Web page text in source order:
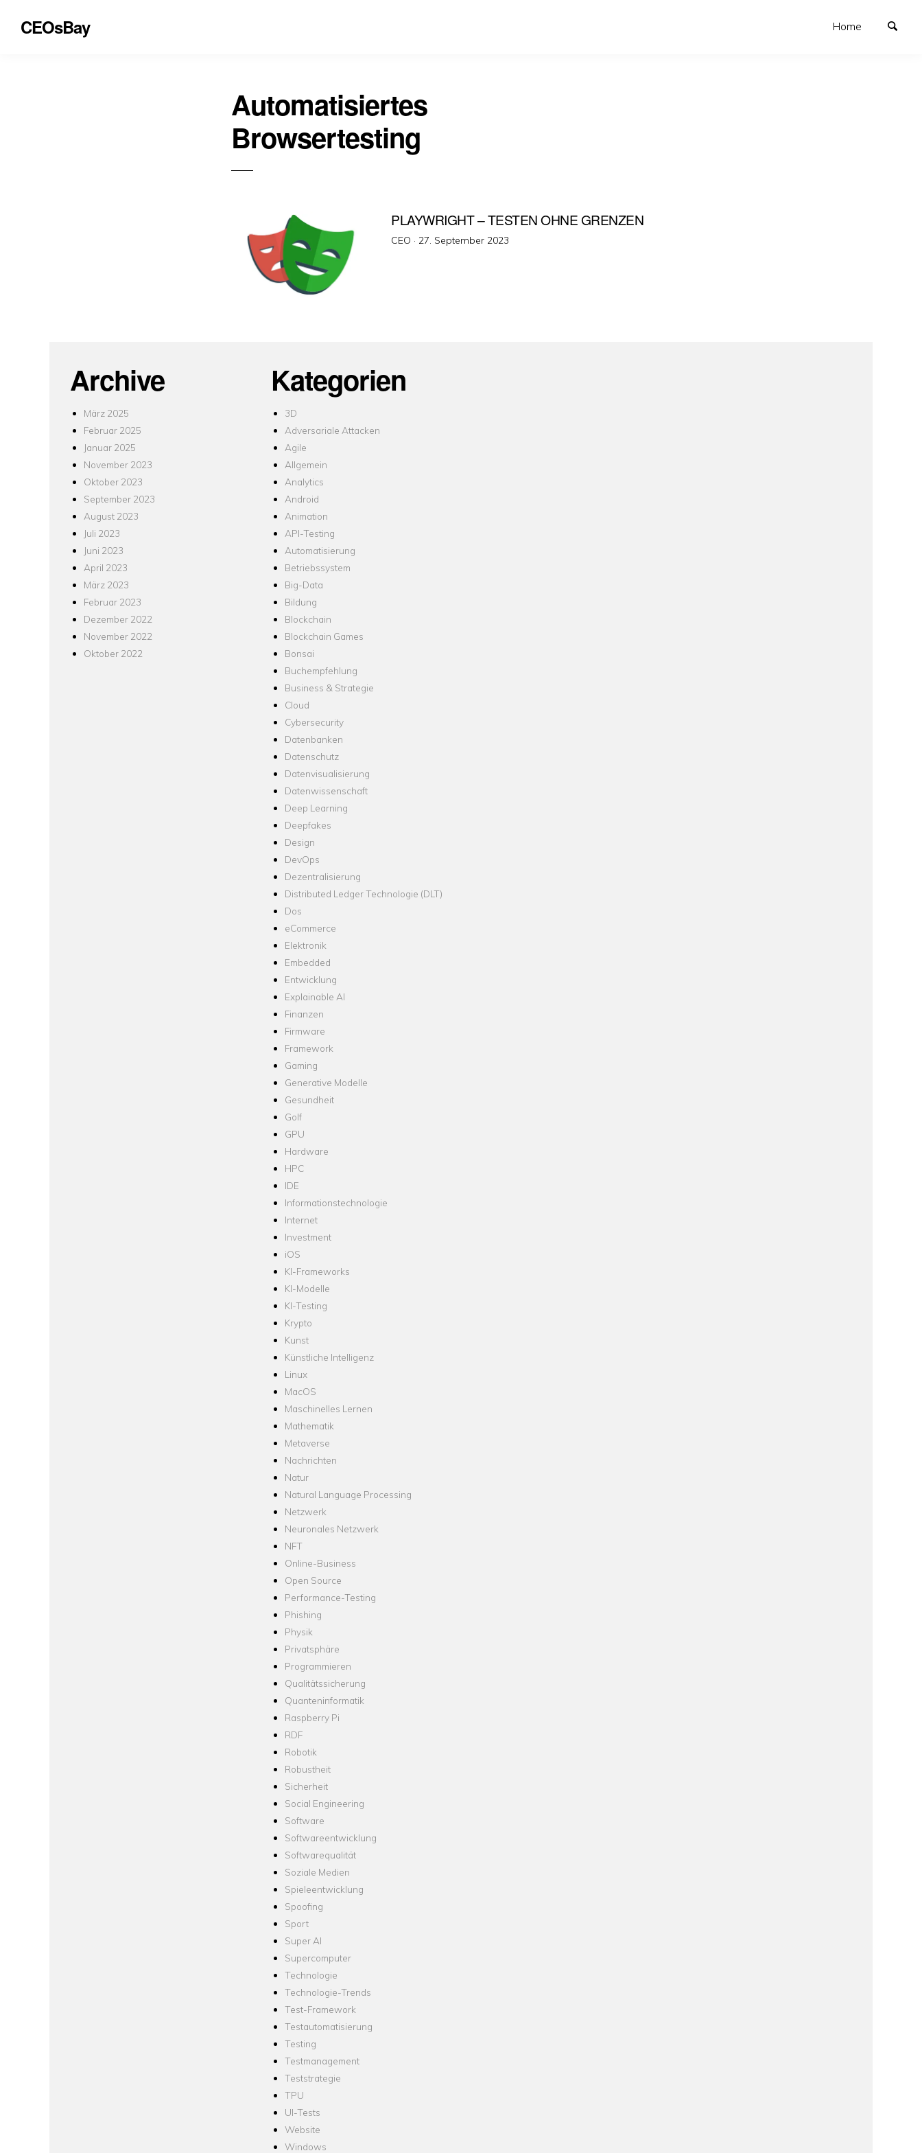
CEOsBay Home
Automatisiertes
Browsertesting
PLAYWRIGHT – TESTEN OHNE GRENZEN
CEO · Veröffentlicht
27. September 2023
Archive
März 2025
Februar 2025
Januar 2025
November 2023
Oktober 2023
September 2023
August 2023
Juli 2023
Juni 2023
April 2023
März 2023
Februar 2023
Dezember 2022
November 2022
Oktober 2022
Kategorien
3D
Adversariale Attacken
Agile
Allgemein
Analytics
Android
Animation
API-Testing
Automatisierung
Betriebssystem
Big-Data
Bildung
Blockchain
Blockchain Games
Bonsai
Buchempfehlung
Business & Strategie
Cloud
Cybersecurity
Datenbanken
Datenschutz
Datenvisualisierung
Datenwissenschaft
Deep Learning
Deepfakes
Design
DevOps
Dezentralisierung
Distributed Ledger Technologie (DLT)
Dos
eCommerce
Elektronik
Embedded
Entwicklung
Explainable AI
Finanzen
Firmware
Framework
Gaming
Generative Modelle
Gesundheit
Golf
GPU
Hardware
HPC
IDE
Informationstechnologie
Internet
Investment
iOS
KI-Frameworks
KI-Modelle
KI-Testing
Krypto
Kunst
Künstliche Intelligenz
Linux
MacOS
Maschinelles Lernen
Mathematik
Metaverse
Nachrichten
Natur
Natural Language Processing
Netzwerk
Neuronales Netzwerk
NFT
Online-Business
Open Source
Performance-Testing
Phishing
Physik
Privatsphäre
Programmieren
Qualitätssicherung
Quanteninformatik
Raspberry Pi
RDF
Robotik
Robustheit
Sicherheit
Social Engineering
Software
Softwareentwicklung
Softwarequalität
Soziale Medien
Spieleentwicklung
Spoofing
Sport
Super AI
Supercomputer
Technologie
Technologie-Trends
Test-Framework
Testautomatisierung
Testing
Testmanagement
Teststrategie
TPU
UI-Tests
Website
Windows